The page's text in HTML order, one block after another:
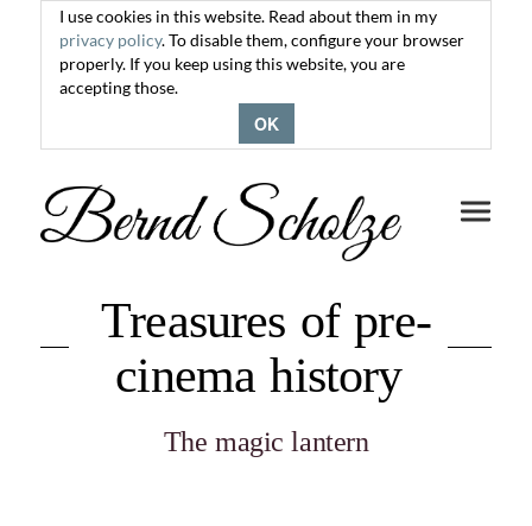
I use cookies in this website. Read about them in my
privacy policy. To disable them, configure your browser
properly. If you keep using this website, you are
accepting those.
OK
Toggle
Treasures of pre-
cinema history
The magic lantern